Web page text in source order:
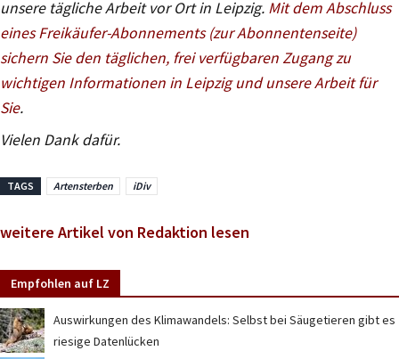
unsere tägliche Arbeit vor Ort in Leipzig. Mit dem Abschluss
eines Freikäufer-Abonnements (zur Abonnentenseite)
sichern Sie den täglichen, frei verfügbaren Zugang zu
wichtigen Informationen in Leipzig und unsere Arbeit für
Sie.
Vielen Dank dafür.
TAGS Artensterben iDiv
weitere Artikel von Redaktion lesen
Empfohlen auf LZ
Auswirkungen des Klimawandels: Selbst bei Säugetieren gibt es
riesige Datenlücken